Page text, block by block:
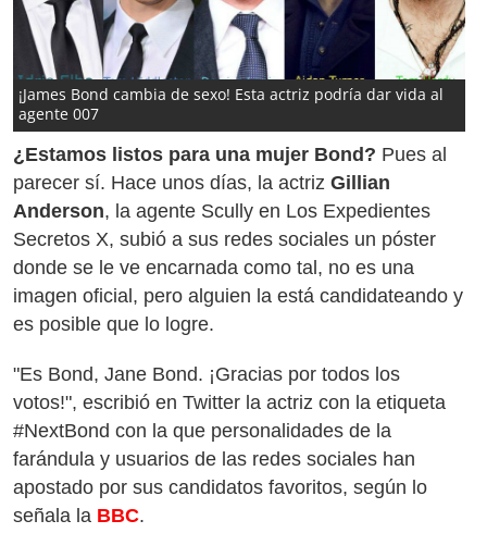
¡James Bond cambia de sexo! Esta actriz podría dar vida al
agente 007
¿Estamos listos para una mujer Bond? Pues al
parecer sí. Hace unos días, la actriz Gillian
Anderson, la agente Scully en Los Expedientes
Secretos X, subió a sus redes sociales un póster
donde se le ve encarnada como tal, no es una
imagen oficial, pero alguien la está candidateando y
es posible que lo logre.
"Es Bond, Jane Bond. ¡Gracias por todos los
votos!", escribió en Twitter la actriz con la etiqueta
#NextBond con la que personalidades de la
farándula y usuarios de las redes sociales han
apostado por sus candidatos favoritos, según lo
señala la BBC.